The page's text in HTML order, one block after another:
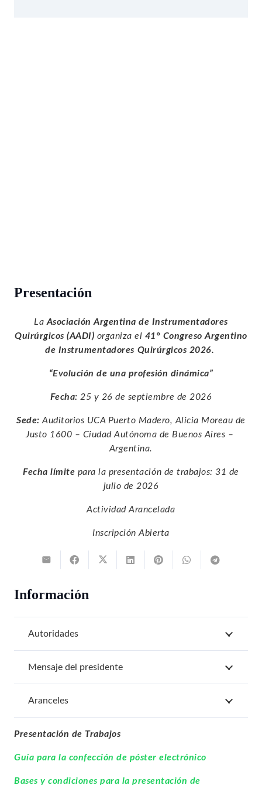
Presentación
La Asociación Argentina de Instrumentadores
Quirúrgicos (AADI) organiza el 41° Congreso Argentino
de Instrumentadores Quirúrgicos 2026.
“Evolución de una profesión dinámica”
Fecha: 25 y 26 de septiembre de 2026
Sede: Auditorios UCA Puerto Madero, Alicia Moreau de
Justo 1600 – Ciudad Autónoma de Buenos Aires –
Argentina.
Fecha límite para la presentación de trabajos: 31 de
julio de 2026
Actividad Arancelada
Inscripción Abierta
Información
Autoridades
Mensaje del presidente
Aranceles
Presentación de Trabajos
Guía para la confección de póster electrónico
Bases y condiciones para la presentación de